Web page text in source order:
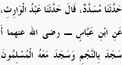
حَدَّثَنَا مُسَدَّدٌ، قَالَ حَدَّثَنَا عَبْدُ
عَنِ ابْنِ عَبَّاسٍ ـ رضى الله عنهما
سَجَدَ بِالنَّجْمِ وَسَجَدَ مَعَهُ